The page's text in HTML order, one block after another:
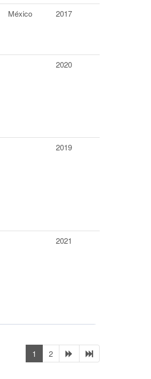
México 2017
2020
2019
2021
1 2